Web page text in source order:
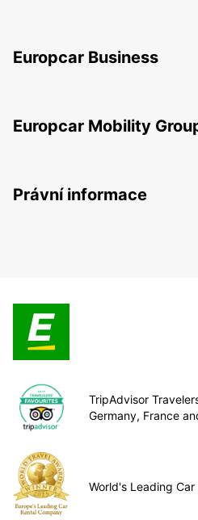
Europcar Business
Europcar Mobility
Právní informace
TripAdvisor
Germany, France
World's Leading